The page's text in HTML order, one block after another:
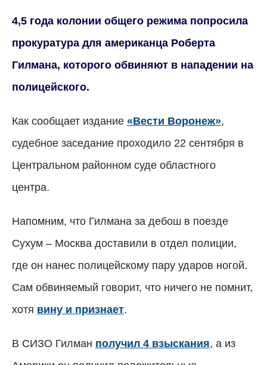
4,5 года колонии общего режима попросила
прокуратура для американца Роберта
Гилмана, которого обвиняют в нападении на
полицейского.
Как сообщает издание «Вести Воронеж»,
судебное заседание проходило 22 сентября в
Центральном районном суде областного
центра.
Напомним, что Гилмана за дебош в поезде
Сухум – Москва доставили в отдел полиции,
где он нанес полицейскому пару ударов ногой.
Сам обвиняемый говорит, что ничего не помнит,
хотя вину и признает.
В СИЗО Гилман получил 4 взыскания, а из